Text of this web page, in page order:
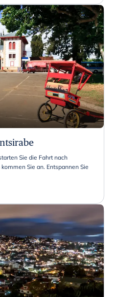
Sie die Fahrt nach
Sie an. Entspannen Sie